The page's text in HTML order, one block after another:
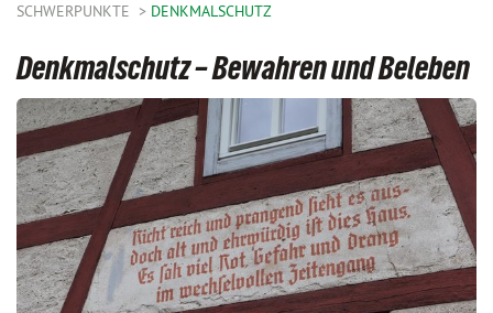
SCHWERPUNKTE DENKMALSCHUTZ
Denkmalschutz – Bewahren und Beleben